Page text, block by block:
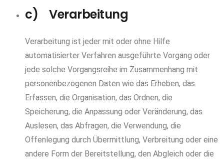
c) Verarbeitung
Verarbeitung ist jeder mit oder ohne Hilfe
automatisierter Verfahren ausgeführte Vorgang oder
jede solche Vorgangsreihe im Zusammenhang mit
personenbezogenen Daten wie das Erheben, das
Erfassen, die Organisation, das Ordnen, die
Speicherung, die Anpassung oder Veränderung, das
Auslesen, das Abfragen, die Verwendung, die
Offenlegung durch Übermittlung, Verbreitung oder eine
andere Form der Bereitstellung, den Abgleich oder die